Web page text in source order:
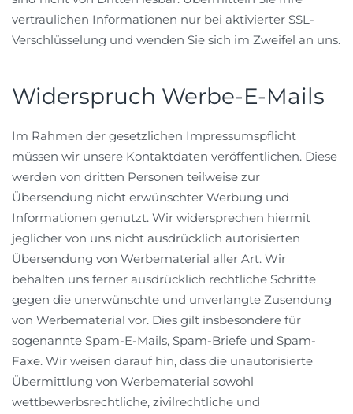
vertraulichen Informationen nur bei aktivierter SSL-
Verschlüsselung und wenden Sie sich im Zweifel an uns.
Widerspruch Werbe-E-Mails
Im Rahmen der gesetzlichen Impressumspflicht
müssen wir unsere Kontaktdaten veröffentlichen. Diese
werden von dritten Personen teilweise zur
Übersendung nicht erwünschter Werbung und
Informationen genutzt. Wir widersprechen hiermit
jeglicher von uns nicht ausdrücklich autorisierten
Übersendung von Werbematerial aller Art. Wir
behalten uns ferner ausdrücklich rechtliche Schritte
gegen die unerwünschte und unverlangte Zusendung
von Werbematerial vor. Dies gilt insbesondere für
sogenannte Spam-E-Mails, Spam-Briefe und Spam-
Faxe. Wir weisen darauf hin, dass die unautorisierte
Übermittlung von Werbematerial sowohl
wettbewerbsrechtliche, zivilrechtliche und